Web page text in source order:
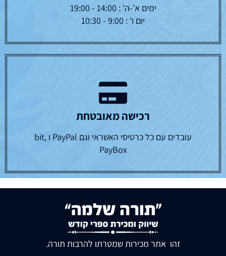
ימים א'-ה' : 14:00 - 19:00
יום ו' : 9:00 - 10:30
רכישה מאובטחת
עובדים עם כל כרטיסי האשראי וגם PayPal ו bit,
PayBox
זהו אתר מכירות שמטרתו להרבות תורה.